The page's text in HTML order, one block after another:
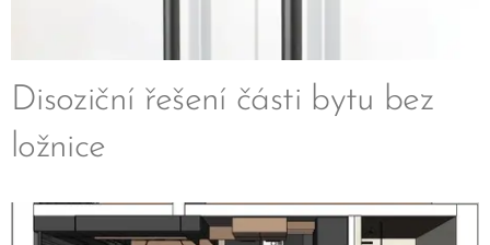
Disoziční řešení části bytu bez
ložnice